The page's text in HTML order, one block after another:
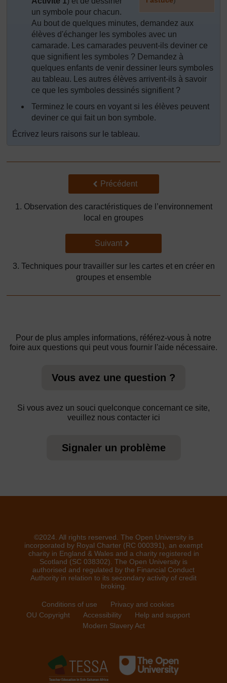
un symbole pour chacun.
Au bout de quelques minutes, demandez aux
élèves d'échanger les symboles avec un
camarade. Les camarades peuvent-ils deviner ce
que signifient les symboles ? Demandez à
quelques enfants de venir dessiner leurs symboles
au tableau. Les autres élèves arrivent-ils à savoir
ce que les symboles dessinés signifient ?
Terminez le cours en voyant si les élèves peuvent
deviner ce qui fait un bon symbole.
Écrivez leurs raisons sur le tableau.
Précédent
Précédent
1. Observation des caractéristiques de l’environnement
local en groupes
Suivant
Suivant
3. Techniques pour travailler sur les cartes et en créer en
groupes et ensemble
Pour de plus amples informations, référez-vous à notre
foire aux questions qui peut vous fournir l'aide nécessaire.
Vous avez une question ?
Si vous avez un souci quelconque concernant ce site,
veuillez nous contacter ici
Signaler un problème
©2024. All rights reserved. The Open University is
incorporated by Royal Charter (RC 000391), an exempt
charity in England & Wales and a charity registered in
Scotland (SC 038302). The Open University is
authorised and regulated by the Financial Conduct
Authority in relation to its secondary activity of credit
broking.
Conditions of use
Privacy and cookies
OU Copyright
Accessibility
Help and support
Modern Slavery Act